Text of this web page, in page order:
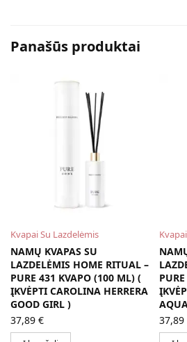
Panašūs produktai
Kvapai Su Lazdelėmis
NAMŲ KVAPAS SU
LAZDELĖMIS HOME RITUAL –
PURE 431 KVAPO (100 ML) (
ĮKVĖPTI CAROLINA HERRERA
GOOD GIRL )
37,89 €
37,89